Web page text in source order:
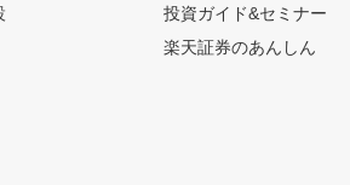
投資ガイド&セミナー
楽天証券のあんしん